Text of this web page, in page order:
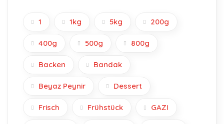
1 1kg 5kg 200g
400g 500g 800g
Backen Bandak
Beyaz Peynir Dessert
Frisch Frühstück GAZI